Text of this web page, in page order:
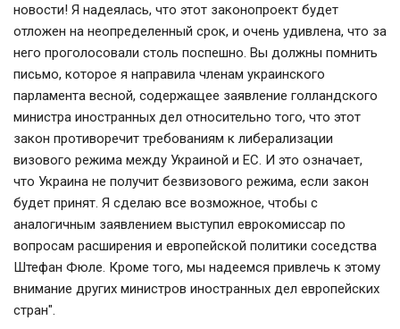
новости! Я надеялась, что этот законопроект будет
отложен на неопределенный срок, и очень удивлена, что за
него проголосовали столь поспешно. Вы должны помнить
письмо, которое я направила членам украинского
парламента весной, содержащее заявление голландского
министра иностранных дел относительно того, что этот
закон противоречит требованиям к либерализации
визового режима между Украиной и ЕС. И это означает,
что Украина не получит безвизового режима, если закон
будет принят. Я сделаю все возможное, чтобы с
аналогичным заявлением выступил еврокомиссар по
вопросам расширения и европейской политики соседства
Штефан Фюле. Кроме того, мы надеемся привлечь к этому
внимание других министров иностранных дел европейских
стран".